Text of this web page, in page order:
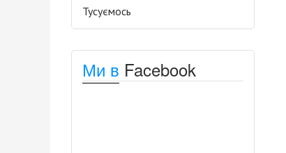
Тусуємось
Ми в Facebook